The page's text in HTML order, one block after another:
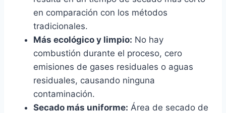
en comparación con los métodos
tradicionales.
Más ecológico y limpio: No hay
combustión durante el proceso, cero
emisiones de gases residuales o aguas
residuales, causando ninguna
contaminación.
Secado más uniforme: Área de secado de